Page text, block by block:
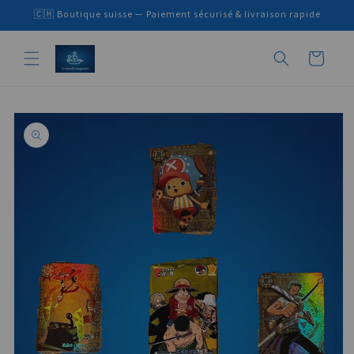
Skip to
content
🇨🇭 Boutique suisse — Paiement sécurisé & livraison rapide
Cart
Skip to
product
information